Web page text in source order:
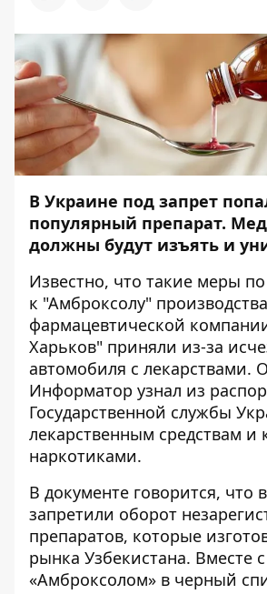
В Украине под запрет
популярный препарат.
должны будут изъять и
Известно, что такие меры
к "Амброксолу"
фармацевтической
Харьков" приняли из-за
автомобиля с лекарствами.
Информатор узнал из
Государственной службы
лекарственным средствам и
наркотиками.
В документе говорится, что
запретили оборот
препаратов, которые
рынка Узбекистана. Вместе с
«Амброксолом» в черный